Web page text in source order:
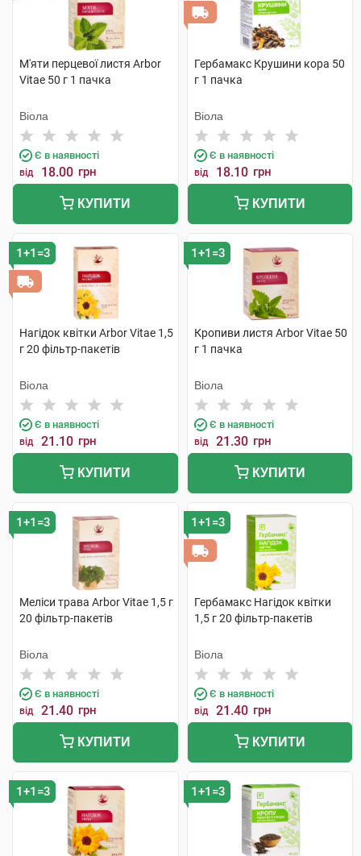
М'яти перцевої листя Arbor
Vitae 50 г 1 пачка
Віола
Є в наявності
від 18.00 грн
КУПИТИ
Гербамакс Крушини кора 50
г 1 пачка
Віола
Є в наявності
від 18.10 грн
КУПИТИ
1+1=3
Нагідок квітки Arbor Vitae 1,5
г 20 фільтр-пакетів
Віола
Є в наявності
від 21.10 грн
КУПИТИ
1+1=3
Кропиви листя Arbor Vitae 50
г 1 пачка
Віола
Є в наявності
від 21.30 грн
КУПИТИ
1+1=3
Меліси трава Arbor Vitae 1,5 г
20 фільтр-пакетів
Віола
Є в наявності
від 21.40 грн
КУПИТИ
1+1=3
Гербамакс Нагідок квітки
1,5 г 20 фільтр-пакетів
Віола
Є в наявності
від 21.40 грн
КУПИТИ
1+1=3 1+1=3